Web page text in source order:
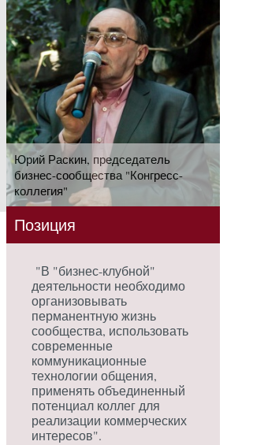
Юрий Раскин, председатель
бизнес-сообщества "Конгресс-
коллегия"
Позиция
"В "бизнес-клубной"
деятельности необходимо
организовывать
перманентную жизнь
сообщества, использовать
современные
коммуникационные
технологии общения,
применять объединенный
потенциал коллег для
реализации коммерческих
интересов".